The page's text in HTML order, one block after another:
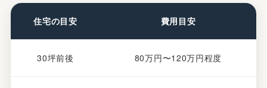
住宅の目安 費用目安
30坪前後 80万円〜120万円程度